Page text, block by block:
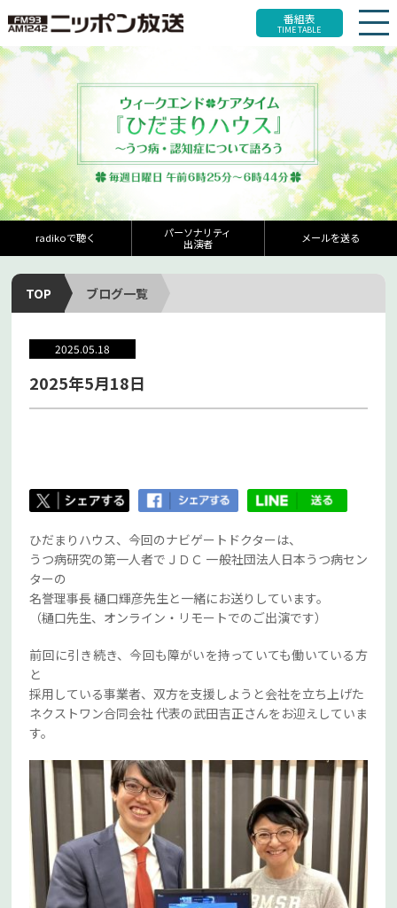
番組表
TIME TABLE
radikoで聴く
パーソナリティ
出演者
メールを送る
TOP ブログ一覧
2025.05.18
2025年5月18日
ひだまりハウス、今回のナビゲートドクターは、
うつ病研究の第一人者でＪＤＣ 一般社団法人日本うつ病セン
ターの
名誉理事長 樋口輝彦先生と一緒にお送りしています。
（樋口先生、オンライン・リモートでのご出演です）
前回に引き続き、今回も障がいを持っていても働いている方
と
採用している事業者、双方を支援しようと会社を立ち上げた
ネクストワン合同会社 代表の武田吉正さんをお迎えしていま
す。